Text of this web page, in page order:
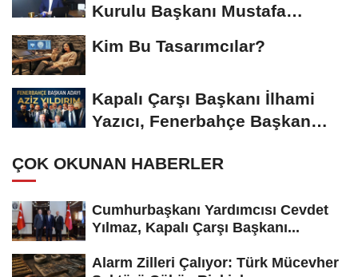
Kurulu Başkanı Mustafa
Kim Bu Tasarımcılar?
Kapalı Çarşı Başkanı İlhami
Yazıcı, Fenerbahçe Başkan
ÇOK OKUNAN HABERLER
Cumhurbaşkanı Yardımcısı Cevdet
Yılmaz, Kapalı Çarşı Başkanı...
Alarm Zilleri Çalıyor: Türk Mücevher